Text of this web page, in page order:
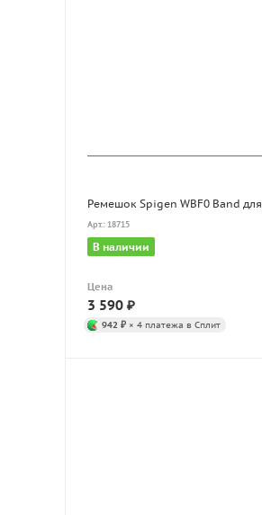
Ремешок Spigen WBF0 Band
Арт.: 18715
В наличии
Цена
3 590 ₽
942 ₽ × 4 платежа в Сплит